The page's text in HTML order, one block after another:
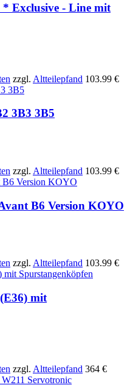
* Exclusive - Line mit
zzgl. Altteilepfand 103.99 €
3B3 3B5
zzgl. Altteilepfand 103.99 €
B6 Version KOYO
zzgl. Altteilepfand 103.99 €
mit
zzgl. Altteilepfand 364 €